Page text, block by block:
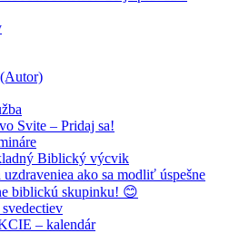
Svite – Pridaj sa!
Biblický výcvik
ako sa modliť úspešne
biblickú skupinku! 😊
– kalendár